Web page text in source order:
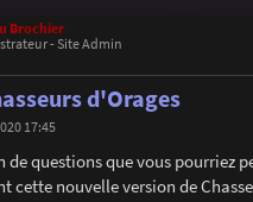
Brochier
- Site Admin
d'Orages
17:45
de questions que vous pourriez
cette nouvelle version de